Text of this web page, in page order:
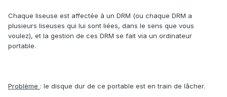
Chaque liseuse est affectée à un DRM (ou chaque DRM a
plusieurs liseuses qui lui sont liées, dans le sens que vous
voulez), et la gestion de ces DRM se fait via un ordinateur
portable.
Problème : le disque dur de ce portable est en train de lâcher.